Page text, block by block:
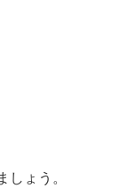
しょう。